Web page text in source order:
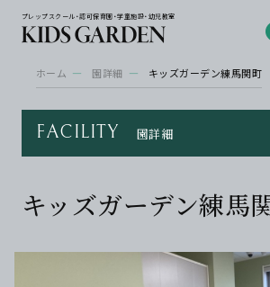
プレップスクール・認可保育園・学童施設・幼児教室
ホーム 園詳細 キッズガーデン練馬関町
FACILITY 園詳細
キッズガーデン練馬